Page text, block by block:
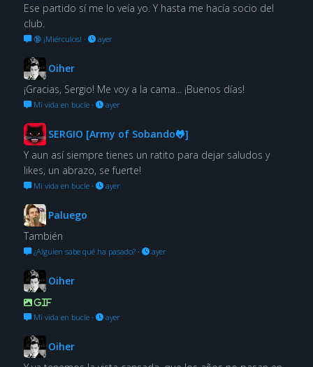
Ese partido sí me lo veía yo. Y hasta me hacía socio del
club.
🔞 ¡Miérculos! · ayer
Oiher
¡Gracias, Sergio! Me voy a la cama... ¡Buenos días!
Mi vida en bucle· ayer
SERGIO [Army of Sobando🐸]
Y aun así siempre tienes un ratito para dejar saludos y
likes, un abrazo, se fuerte!
Mi vida en bucle· ayer
Paluego
También
¿Alguien sabe qué ha pasado?· ayer
Oiher
GIF
Mi vida en bucle· ayer
Oiher